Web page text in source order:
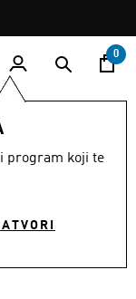
0
program koji te